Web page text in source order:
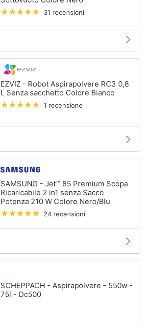
31 recensioni
EZVIZ - Robot Aspirapolvere RC3 0,8
L Senza sacchetto Colore Bianco
1 recensione
SAMSUNG - Jet™ 85 Premium Scopa
Ricaricabile 2 in1 senza Sacco
Potenza 210 W Colore Nero/Blu
24 recensioni
SCHEPPACH - Aspirapolvere - 550w -
75l - Dc500